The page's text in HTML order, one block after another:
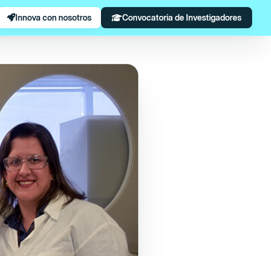
Innova con nosotros Convocatoria de Investigadores